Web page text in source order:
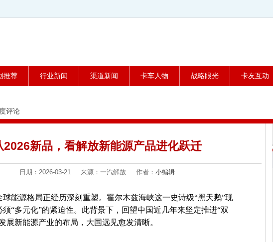
推荐 行业新闻 渠道新闻 卡车人物 战略眼光 卡友互动
评论
2026新品，看解放新能源产品进化跃迁
日期：2026-03-21 来源：一汽解放 作者： 小编辑
球能源格局正经历深刻重塑。霍尔木兹海峡这一史诗级“黑天鹅”现
“多元化”的紧迫性。此背景下，回望中国近几年来坚定推进“双
展新能源产业的布局，大国远见愈发清晰。